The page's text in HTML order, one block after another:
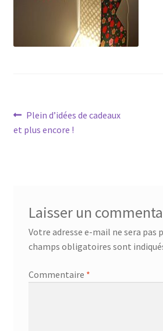
Navigation
de
Article
précédent :
Plein d’idées de cadeaux
et plus encore !
Laisser un
Votre adresse e-mail ne sera pas
champs obligatoires sont
Commentaire *